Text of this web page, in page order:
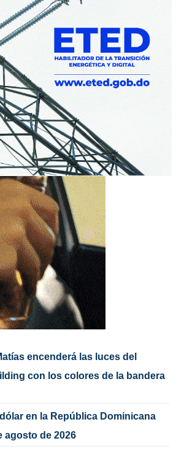
encenderá las luces del
con los colores de la bandera
en la República Dominicana
agosto de 2026